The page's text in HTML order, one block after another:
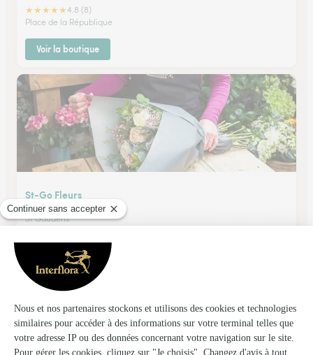
★★★★★4.8 (8)
Place de la République
Voir la boutique
St-Go Fleurs
St Gaudens
102 bis avenue François Mitterrand
Voir la boutique